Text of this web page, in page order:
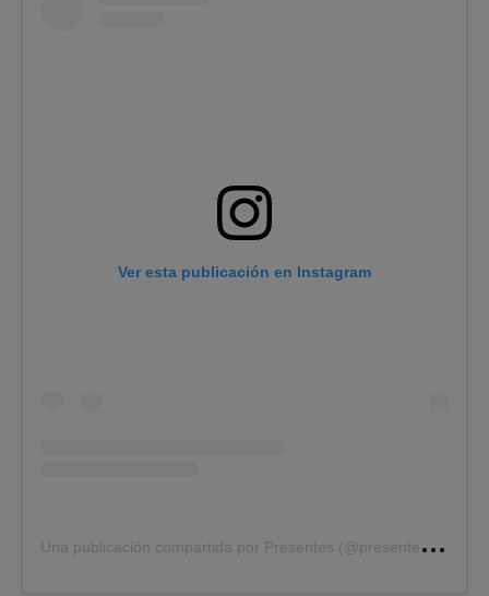
Ver esta publicación en Instagram
U
na publicación compartida por Presentes (@presenteslatam)